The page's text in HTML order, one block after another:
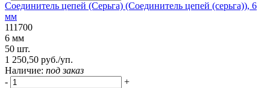
Соединитель цепей (Серьга) (Соединитель цепей (серьга)), 6
мм
111700
6 мм
50 шт.
1 250,50 руб./уп.
Наличие: под заказ
-
+